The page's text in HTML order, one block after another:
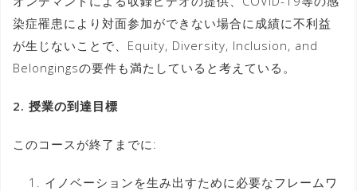
染症罹患により対面参加ができない場合に成績に不利益
が生じないことで、Equity, Diversity, Inclusion, and
Belongingsの要件も満たしていると考えている。
2. 授業の到達目標
このコースが終了までに:
イノベーションを生み出すために必要なフレームワ